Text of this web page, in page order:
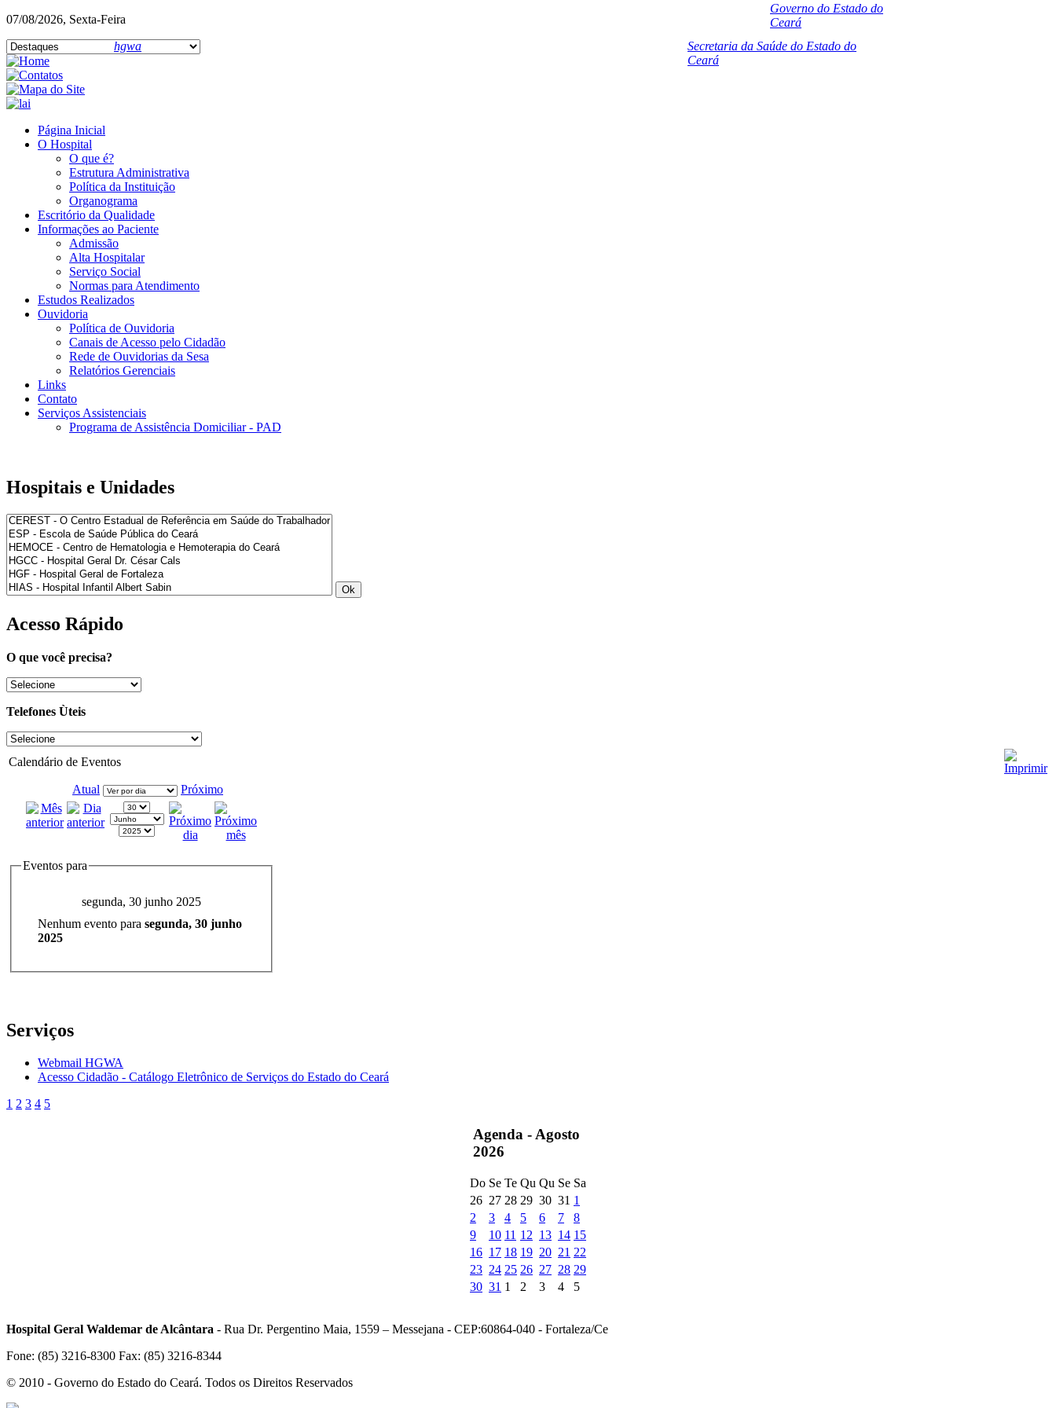
07/08/2026, Sexta-Feira
hgwa
Secretaria da Saúde do Estado do
Ceará
Governo do Estado do
Ceará
Página Inicial
O Hospital
O que é?
Estrutura Administrativa
Política da Instituição
Organograma
Escritório da Qualidade
Informações ao Paciente
Admissão
Alta Hospitalar
Serviço Social
Normas para Atendimento
Estudos Realizados
Ouvidoria
Política de Ouvidoria
Canais de Acesso pelo Cidadão
Rede de Ouvidorias da Sesa
Relatórios Gerenciais
Links
Contato
Serviços Assistenciais
Programa de Assistência Domiciliar - PAD
Hospitais e Unidades
Acesso Rápido
O que você precisa?
Telefones Ùteis
Calendário de Eventos
Atual Próximo
Eventos para
segunda, 30 junho 2025
Nenhum evento para segunda, 30 junho
2025
Serviços
Webmail HGWA
Acesso Cidadão - Catálogo Eletrônico de Serviços do Estado do Ceará
1 2 3 4 5
Agenda - Agosto
2026
Do Se Te Qu Qu Se Sa
26 27 28 29 30 31 1
2
3 4 5 6 7
8
9
10 11 12 13 14 15
16 17 18 19 20 21 22
23 24 25 26 27 28 29
30 31 1 2 3 4 5
Hospital Geral Waldemar de Alcântara - Rua Dr. Pergentino Maia, 1559 – Messejana - CEP:60864-040 - Fortaleza/Ce
Fone: (85) 3216-8300 Fax: (85) 3216-8344
© 2010 - Governo do Estado do Ceará. Todos os Direitos Reservados